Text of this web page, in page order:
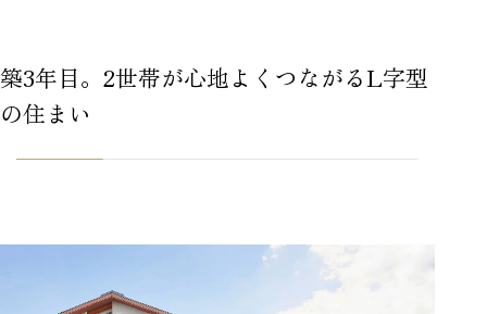
築3年目。2世帯が心地よくつながるL字型
の住まい